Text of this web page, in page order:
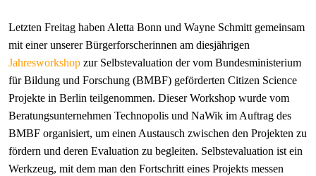
Letzten Freitag haben Aletta Bonn und Wayne Schmitt gemeinsam
mit einer unserer Bürgerforscherinnen am diesjährigen
Jahresworkshop zur Selbstevaluation der vom Bundesministerium
für Bildung und Forschung (BMBF) geförderten Citizen Science
Projekte in Berlin teilgenommen. Dieser Workshop wurde vom
Beratungsunternehmen Technopolis und NaWik im Auftrag des
BMBF organisiert, um einen Austausch zwischen den Projekten zu
fördern und deren Evaluation zu begleiten. Selbstevaluation ist ein
Werkzeug, mit dem man den Fortschritt eines Projekts messen